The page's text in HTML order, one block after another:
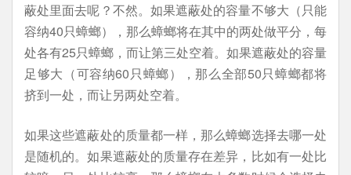
蔽处里面去呢？不然。如果遮蔽处的容量不够大（只能
容纳40只蟑螂），那么蟑螂将在其中的两处做平分，每
处各有25只蟑螂，而让第三处空着。如果遮蔽处的容量
足够大（可容纳60只蟑螂），那么全部50只蟑螂都将
挤到一处，而让另两处空着。
如果这些遮蔽处的质量都一样，那么蟑螂选择去哪一处
是随机的。如果遮蔽处的质量存在差异，比如有一处比